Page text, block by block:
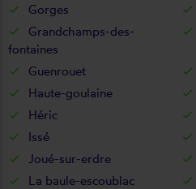
Gorges
Grandchamps-des-
fontaines
Guenrouet
Haute-goulaine
Héric
Issé
Joué-sur-erdre
La baule-escoublac